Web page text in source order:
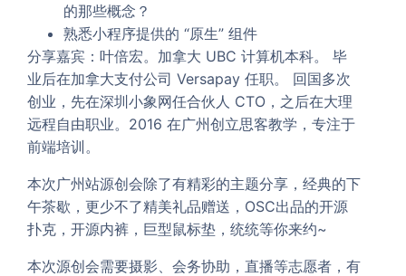
的那些概念？
熟悉小程序提供的 “原生” 组件
分享嘉宾：叶倍宏。加拿大 UBC 计算机本科。 毕
业后在加拿大支付公司 Versapay 任职。 回国多次
创业，先在深圳小象网任合伙人 CTO，之后在大理
远程自由职业。2016 在广州创立思客教学，专注于
前端培训。
本次广州站源创会除了有精彩的主题分享，经典的下
午茶歇，更少不了精美礼品赠送，OSC出品的开源
扑克，开源内裤，巨型鼠标垫，统统等你来约~
本次源创会需要摄影、会务协助，直播等志愿者，有